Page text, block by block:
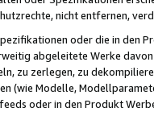
nicht entfernen,
oder die in
abgeleitete Werke
zu zerlegen, zu
(wie Modelle,
oder in den Produkt